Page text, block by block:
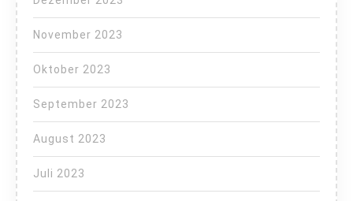
November 2023
Oktober 2023
September 2023
August 2023
Juli 2023